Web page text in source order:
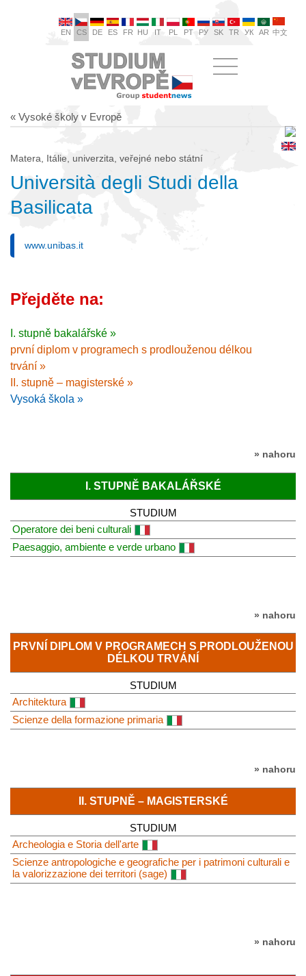
EN CS DE ES FR HU IT PL PT РУ SK TR УК AR 中文
« Vysoké školy v Evropě
Matera, Itálie, univerzita, veřejné nebo státní
Università degli Studi della
Basilicata
www.unibas.it
Přejděte na:
I. stupně bakalářské »
první diplom v programech s prodlouženou délkou
trvání »
II. stupně – magisterské »
Vysoká škola »
» nahoru
I. STUPNĚ BAKALÁŘSKÉ
STUDIUM
Operatore dei beni culturali
Paesaggio, ambiente e verde urbano
» nahoru
PRVNÍ DIPLOM V PROGRAMECH S PRODLOUŽENOU
DÉLKOU TRVÁNÍ
STUDIUM
Architektura
Scienze della formazione primaria
» nahoru
II. STUPNĚ – MAGISTERSKÉ
STUDIUM
Archeologia e Storia dell'arte
Scienze antropologiche e geografiche per i patrimoni culturali e
la valorizzazione dei territori (sage)
» nahoru